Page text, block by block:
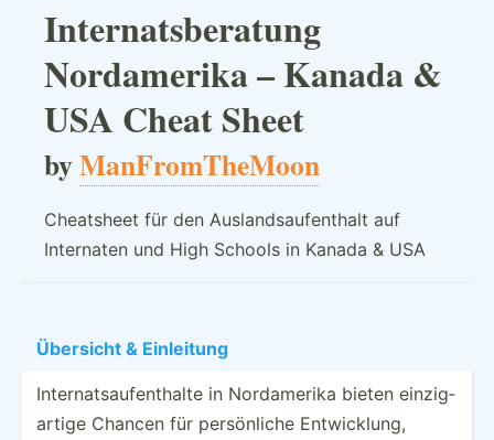
Internatsberatung
Nordamerika – Kanada &
USA Cheat Sheet
byManFromTheMoon
Cheatsheet für den Auslandsaufenthalt auf
Internaten und High Schools in Kanada & USA
Übersicht & Einleitung
Intern­ats­auf­ent­halte in Nordam­erika bieten einzig­
artige Chancen für persön­liche Entwic­klung,